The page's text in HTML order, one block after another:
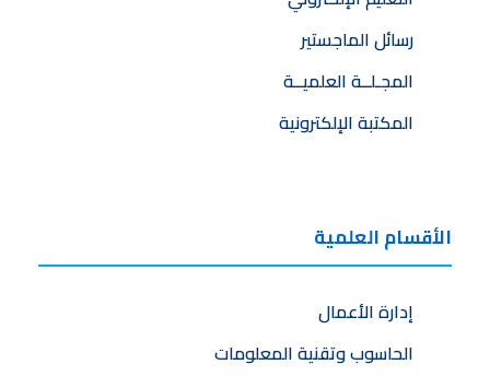
رسائل الماجستير
المجـلــة العلميــة
المكتبة الإلكترونية
الأقسام العلمية
إدارة الأعمال
الحاسوب وتقنية المعلومات